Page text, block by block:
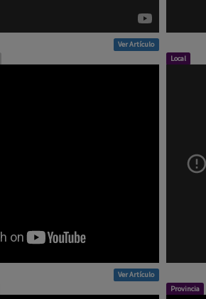
Ver Artículo
Ver Artículo
Local
Provincia